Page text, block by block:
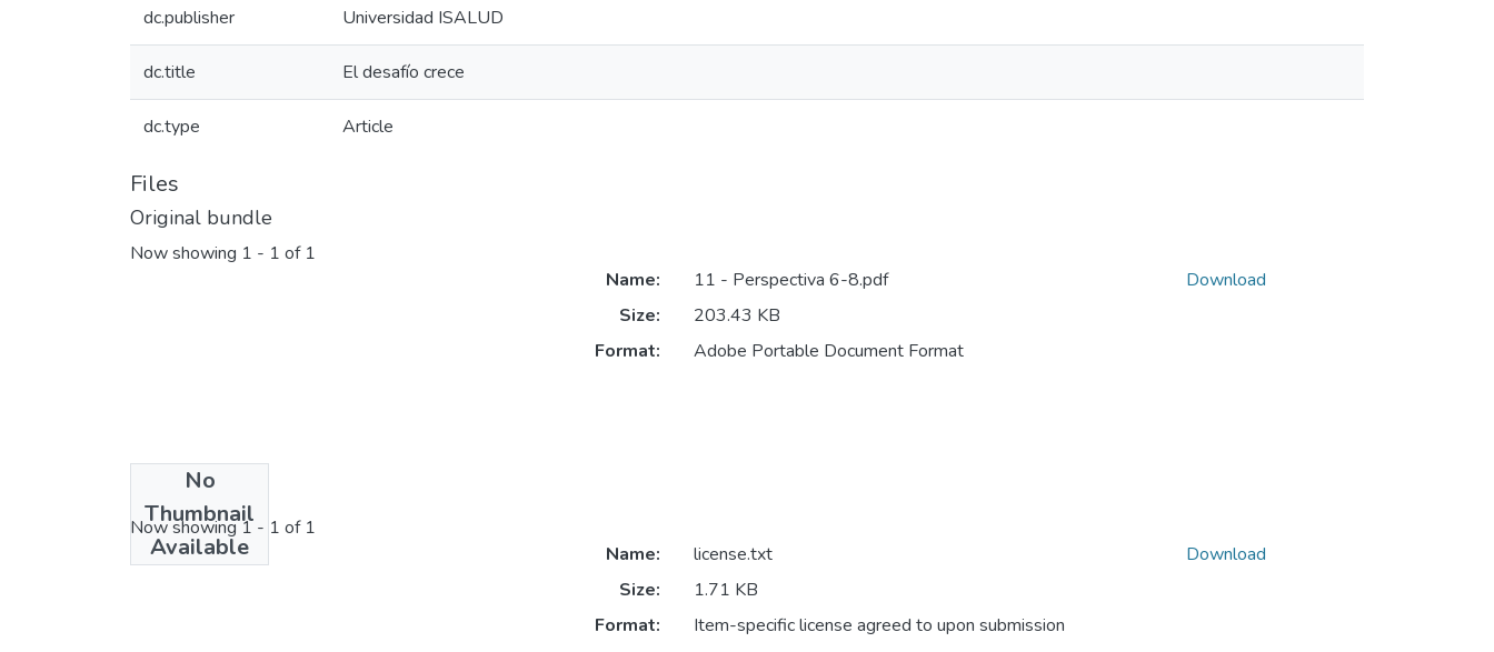
dc.publisher Universidad ISALUD
dc.title El desafío crece
dc.type Article
Files
Original bundle
Now showing 1 - 1 of 1
No
Thumbnail
Available
Name:
11 - Perspectiva 6-8.pdf
Size:
203.43 KB
Format:
Adobe Portable Document Format
Download
License bundle
Now showing1 - 1 of 1
Name:
license.txt
Size:
1.71 KB
Format:
Item-specific license agreed to upon submission
Download